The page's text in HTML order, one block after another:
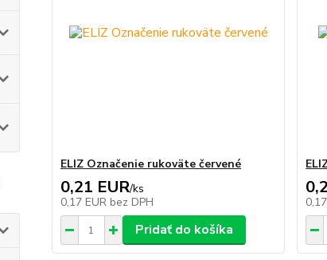
ELIZ Označenie rukoväte červené
0,21 EUR/ks
0,17 EUR bez DPH
Pridať do košíka